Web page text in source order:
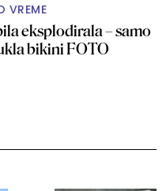
VREME
eksplodirala – samo
bikini FOTO